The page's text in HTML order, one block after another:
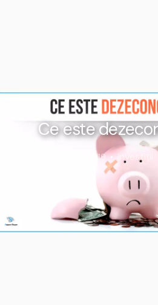
Ce este
Octombrie 4, 2019 Investiții